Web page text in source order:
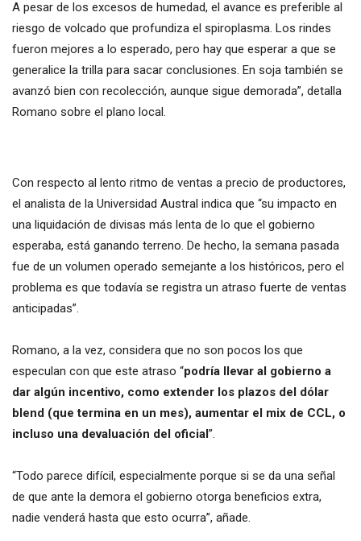
A pesar de los excesos de humedad, el avance es preferible al
riesgo de volcado que profundiza el spiroplasma. Los rindes
fueron mejores a lo esperado, pero hay que esperar a que se
generalice la trilla para sacar conclusiones. En soja también se
avanzó bien con recolección, aunque sigue demorada”, detalla
Romano sobre el plano local.
Con respecto al lento ritmo de ventas a precio de productores,
el analista de la Universidad Austral indica que “su impacto en
una liquidación de divisas más lenta de lo que el gobierno
esperaba, está ganando terreno. De hecho, la semana pasada
fue de un volumen operado semejante a los históricos, pero el
problema es que todavía se registra un atraso fuerte de ventas
anticipadas”.
Romano, a la vez, considera que no son pocos los que
especulan con que este atraso “podría llevar al gobierno a
dar algún incentivo, como extender los plazos del dólar
blend (que termina en un mes), aumentar el mix de CCL, o
incluso una devaluación del oficial”.
“Todo parece difícil, especialmente porque si se da una señal
de que ante la demora el gobierno otorga beneficios extra,
nadie venderá hasta que esto ocurra”, añade.